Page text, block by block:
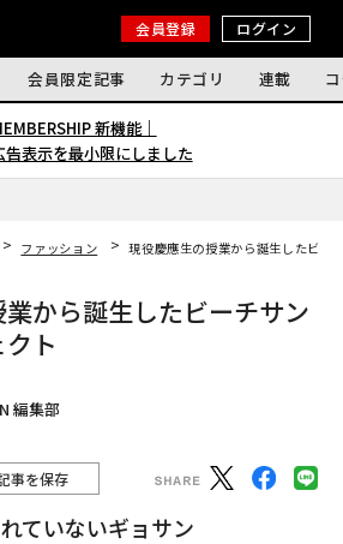
会員登録 ログイン
会員限定記事 カテゴリ 連載
新機能｜
表示を最小限にしました
ファッション
現役慶應生の授業から誕生したビー
から誕生したビーチサン
ト
編集部
事を保存
ていないギョサン